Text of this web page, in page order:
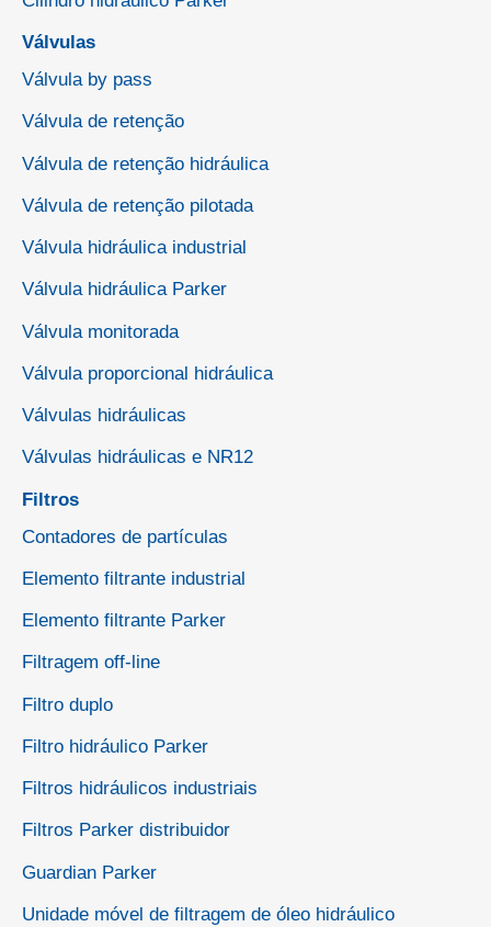
Válvulas
Válvula by pass
Válvula de retenção
Válvula de retenção hidráulica
Válvula de retenção pilotada
Válvula hidráulica industrial
Válvula hidráulica Parker
Válvula monitorada
Válvula proporcional hidráulica
Válvulas hidráulicas
Válvulas hidráulicas e NR12
Filtros
Contadores de partículas
Elemento filtrante industrial
Elemento filtrante Parker
Filtragem off-line
Filtro duplo
Filtro hidráulico Parker
Filtros hidráulicos industriais
Filtros Parker distribuidor
Guardian Parker
Unidade móvel de filtragem de óleo hidráulico